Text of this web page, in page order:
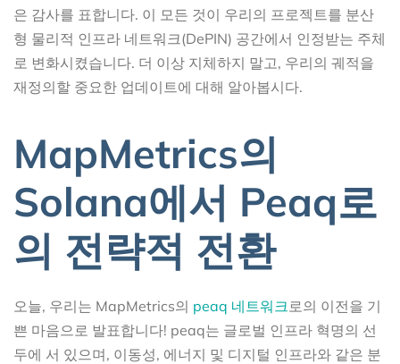
은 감사를 표합니다. 이 모든 것이 우리의 프로젝트를 분산
형 물리적 인프라 네트워크(DePIN) 공간에서 인정받는 주체
로 변화시켰습니다. 더 이상 지체하지 말고, 우리의 궤적을
재정의할 중요한 업데이트에 대해 알아봅시다.
MapMetrics의
Solana에서 Peaq로
의 전략적 전환
오늘, 우리는 MapMetrics의 peaq 네트워크 로의 이전을 기
쁜 마음으로 발표합니다! peaq는 글로벌 인프라 혁명의 선
두에 서 있으며, 이동성, 에너지 및 디지털 인프라와 같은 분